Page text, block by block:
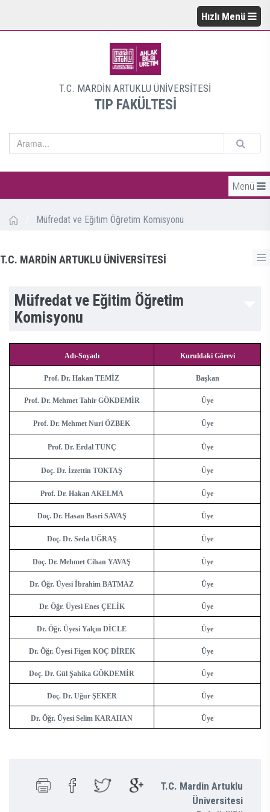
Hızlı Menü
T.C. MARDİN ARTUKLU ÜNİVERSİTESİ
TIP FAKÜLTESİ
Menü
Müfredat ve Eğitim Öğretim Komisyonu
T.C. MARDİN ARTUKLU ÜNİVERSİTESİ
Müfredat ve Eğitim Öğretim
Komisyonu
Adı-Soyadı Kuruldaki Görevi
Prof. Dr. Hakan TEMİZ Başkan
Prof. Dr. Mehmet Tahir GÖKDEMİR Üye
Prof. Dr. Mehmet Nuri ÖZBEK Üye
Prof. Dr. Erdal TUNÇ Üye
Doç. Dr. İzzettin TOKTAŞ Üye
Prof. Dr. Hakan AKELMA Üye
Doç. Dr. Hasan Basri SAVAŞ Üye
Doç. Dr. Seda UĞRAŞ Üye
Doç. Dr. Mehmet Cihan YAVAŞ Üye
Dr. Öğr. Üyesi İbrahim BATMAZ Üye
Dr. Öğr. Üyesi Enes ÇELİK Üye
Dr. Öğr. Üyesi Yalçın DİCLE Üye
Dr. Öğr. Üyesi Figen KOÇ DİREK Üye
Doç. Dr. Gül Şahika GÖKDEMİR Üye
Doç. Dr. Uğur ŞEKER Üye
Dr. Öğr. Üyesi Selim KARAHAN Üye
T.C. Mardin Artuklu
Üniversitesi